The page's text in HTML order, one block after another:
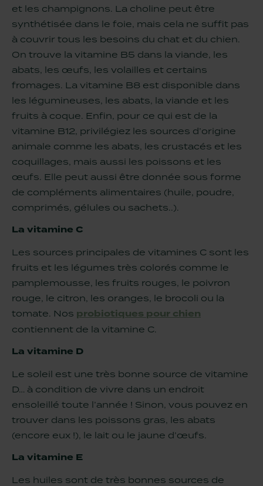
et les champignons. La choline peut être
synthétisée dans le foie, mais cela ne suffit pas
à couvrir tous les besoins du chat et du chien.
On trouve la vitamine B5 dans la viande, les
abats, les œufs, les volailles et certains
fromages. La vitamine B8 est disponible dans
les légumineuses, les abats, la viande et les
fruits à coque. Enfin, pour ce qui est de la
vitamine B12, privilégiez les sources d’origine
animale comme les abats, les crustacés et les
coquillages, mais aussi les poissons et les
œufs. Elle peut aussi être donnée sous forme
de compléments alimentaires (huile, poudre,
comprimés, gélules ou sachets..).
La vitamine C
Les sources principales de vitamines C sont les
fruits et les légumes très colorés comme le
pamplemousse, les fruits rouges, le poivron
rouge, le citron, les oranges, le brocoli ou la
tomate. Nos probiotiques pour chien
contiennent de la vitamine C.
La vitamine D
Le soleil est une très bonne source de vitamine
D… à condition de vivre dans un endroit
ensoleillé toute l’année ! Sinon, vous pouvez en
trouver dans les poissons gras, les abats
(encore eux !), le lait ou le jaune d’œufs.
La vitamine E
Les huiles sont de très bonnes sources de